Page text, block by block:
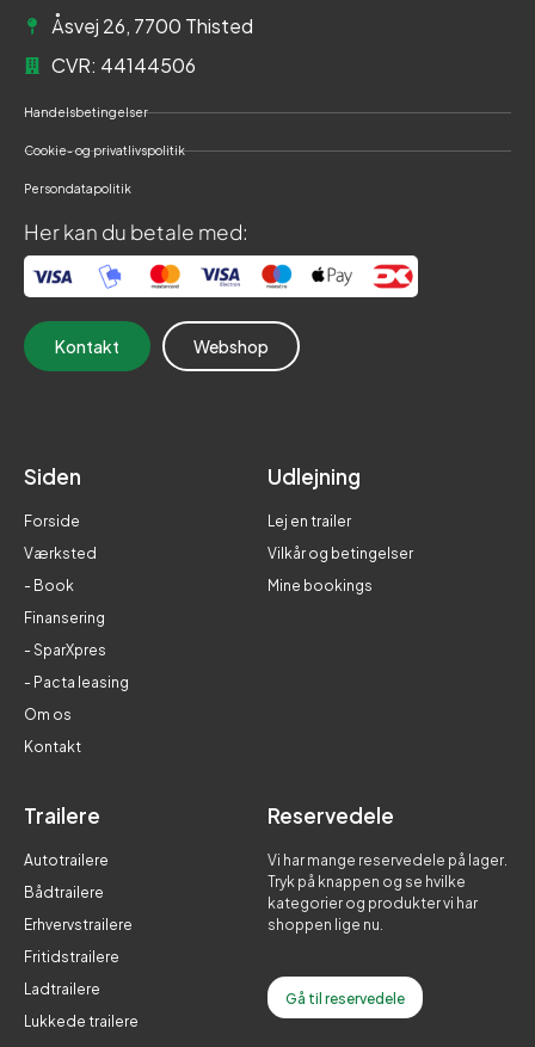
Åsvej 26, 7700 Thisted
CVR: 44144506
Handelsbetingelser
Cookie- og privatlivspolitik
Persondatapolitik
Her kan du betale med:
Kontakt Webshop
Siden
Forside
Værksted
- Book
Finansering
- SparXpres
- Pacta leasing
Om os
Kontakt
Udlejning
Lej en trailer
Vilkår og betingelser
Mine bookings
Trailere
Autotrailere
Bådtrailere
Erhvervstrailere
Fritidstrailere
Ladtrailere
Lukkede trailere
Reservedele
Vi har mange reservedele på lager.
Tryk på knappen og se hvilke
kategorier og produkter vi har
shoppen lige nu.
Gå til reservedele